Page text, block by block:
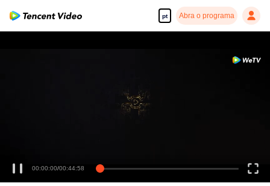
pt Abra o programa
00:00:00/00:44:58